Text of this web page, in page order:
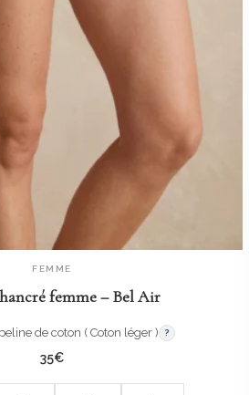
AU PANIER
FEMME
femme – Bel Air
de coton ( Coton léger ) ?
35€